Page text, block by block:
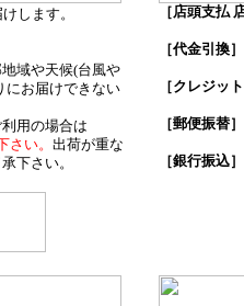
します。
域や天候(台風や
にお届けできない
用の場合は
さい。 出荷が重な
下さい。
［店頭支払
［代金引換］
［クレジッ
［郵便振替］
［銀行振込］